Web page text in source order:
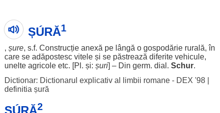
ȘÚRĂ1
, șure, s.f. Construcție anexă pe lângă o gospodărie rurală, în
care se adăpostesc viteleși se păstrează diferite vehicule,
unelte agricoleetc. [Pl. și: șuri] – Din germ. dial . Schur.
Dictionar: Dictionarul explicativ al limbii romane - DEX '98|
definitia șură
ȘÚRĂ2